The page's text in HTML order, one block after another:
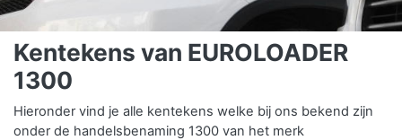
Kentekens van EUROLOADER
1300
Hieronder vind je alle kentekens welke bij ons bekend zijn
onder de handelsbenaming 1300 van het merk